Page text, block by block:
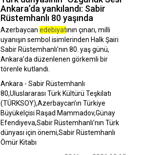
Ankara’da yankılandı: Sabir
Rüstemhanlı 80 yaşında
Azerbaycan edebiyatının çınarı, milli
uyanışın sembol isimlerinden Halk Şairi
Sabir Rüstemhanlı’nın 80. yaş günü,
Ankara’da düzenlenen görkemli bir
törenle kutlandı.
Ankara - Sabir Rüstemhanlı
80,Uluslararası Türk Kültürü Teşkilatı
(TÜRKSOY),Azerbaycan’ın Türkiye
Büyükelçisi Raşad Mammadov,Günay
Efendiyeva,Sabir Rüstemhanlı’nın Türk
dünyası için önemi,Sabir Rüstemhanlı
Ömür Kitabı